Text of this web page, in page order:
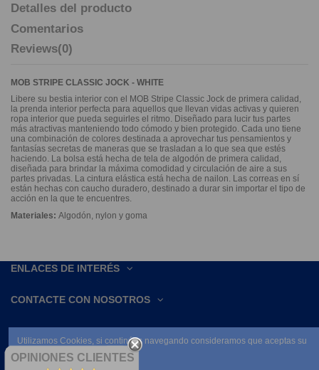
Detalles del producto
Comentarios
Reviews(0)
MOB STRIPE CLASSIC JOCK - WHITE
Libere su bestia interior con el MOB Stripe Classic Jock de primera calidad,
la prenda interior perfecta para aquellos que llevan vidas activas y quieren
ropa interior que pueda seguirles el ritmo. Diseñado para lucir tus partes
más atractivas manteniendo todo cómodo y bien protegido. Cada uno tiene
una combinación de colores destinada a aprovechar tus pensamientos y
fantasías secretas de maneras que se trasladan a lo que sea que estés
haciendo. La bolsa está hecha de tela de algodón de primera calidad,
diseñada para brindar la máxima comodidad y circulación de aire a sus
partes privadas. La cintura elástica está hecha de nailon. Las correas en sí
están hechas con caucho duradero, destinado a durar sin importar el tipo de
acción en la que te encuentres.
Materiales: Algodón, nylon y goma
ENLACES DE INTERÉS
CONTACTE CON NOSOTROS
OPINIONES CLIENTES
Utilizamos Cookies, si continúas navegando consideramos que aceptas su
uso.